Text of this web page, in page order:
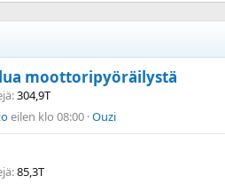
moottoripyöräilystä
304,9T
eilen klo 08:00 Ouzi
85,3T